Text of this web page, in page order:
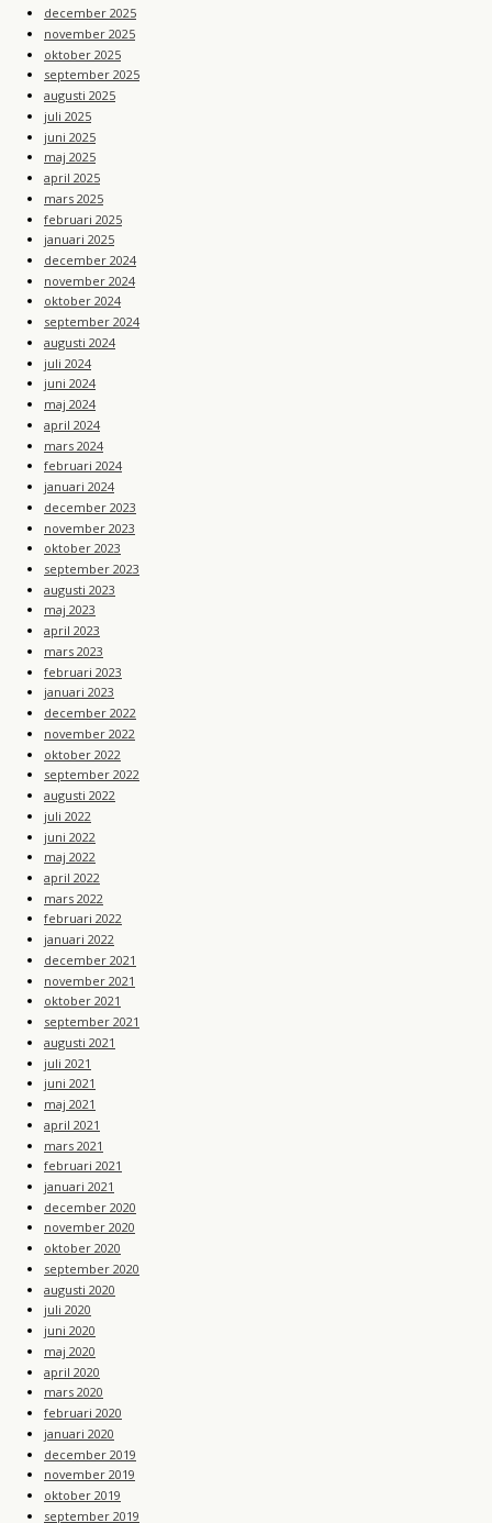
december 2025
november 2025
oktober 2025
september 2025
augusti 2025
juli 2025
juni 2025
maj 2025
april 2025
mars 2025
februari 2025
januari 2025
december 2024
november 2024
oktober 2024
september 2024
augusti 2024
juli 2024
juni 2024
maj 2024
april 2024
mars 2024
februari 2024
januari 2024
december 2023
november 2023
oktober 2023
september 2023
augusti 2023
maj 2023
april 2023
mars 2023
februari 2023
januari 2023
december 2022
november 2022
oktober 2022
september 2022
augusti 2022
juli 2022
juni 2022
maj 2022
april 2022
mars 2022
februari 2022
januari 2022
december 2021
november 2021
oktober 2021
september 2021
augusti 2021
juli 2021
juni 2021
maj 2021
april 2021
mars 2021
februari 2021
januari 2021
december 2020
november 2020
oktober 2020
september 2020
augusti 2020
juli 2020
juni 2020
maj 2020
april 2020
mars 2020
februari 2020
januari 2020
december 2019
november 2019
oktober 2019
september 2019